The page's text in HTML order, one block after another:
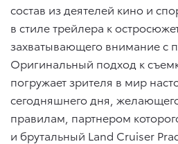
состав из деятелей кино и
в стиле трейлера к
захватывающего внимание с
Оригинальный подход к
погружает зрителя в мир
сегодняшнего дня,
правилам, партнером
и брутальный Land Cruiser